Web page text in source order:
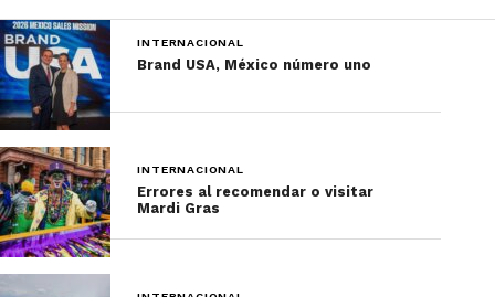
Los amantes de la cultura podrán consentir sus
sentidos visitando las galerías de arte locales, los
INTERNACIONAL
Brand USA, México número uno
INTERNACIONAL
Errores al recomendar o visitar
Mardi Gras